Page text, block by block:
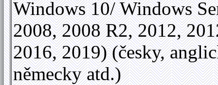
Windows 10/ Windows
2008, 2008 R2, 2012,
2016, 2019) (česky,
německy atd.)